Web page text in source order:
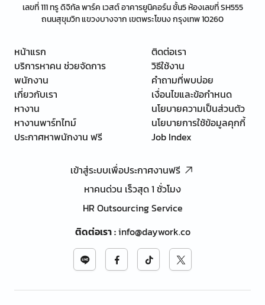
เลขที่ 111 ทรู ดิจิทัล พาร์ค เวสต์ อาคารยูนิคอร์น ชั้น5 ห้องเลขที่ SH555
ถนนสุขุมวิท แขวงบางจาก เขตพระโขนง กรุงเทพ 10260
หน้าแรก
บริการหาคน ช่วยจัดการ
พนักงาน
เกี่ยวกับเรา
หางาน
หางานพาร์ทไทม์
ประกาศหาพนักงาน ฟรี
ติดต่อเรา
วิธีใช้งาน
คำถามที่พบบ่อย
เงื่อนไขและข้อกำหนด
นโยบายความเป็นส่วนตัว
นโยบายการใช้ข้อมูลคุกกี้
Job Index
เข้าสู่ระบบเพื่อประกาศงานฟรี
หาคนด่วน เร็วสุด 1 ชั่วโมง
HR Outsourcing Service
ติดต่อเรา:info@daywork.co